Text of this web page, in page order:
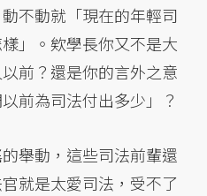
不動就「現在的年輕司
」。欸學長你又不是大
前？還是你的言外之意
前為司法付出多少」？
舉動，這些司法前輩還
就是太愛司法，受不了